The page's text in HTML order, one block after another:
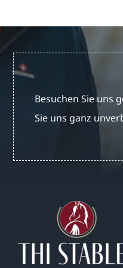
Besuchen Sie uns
Sie uns ganz